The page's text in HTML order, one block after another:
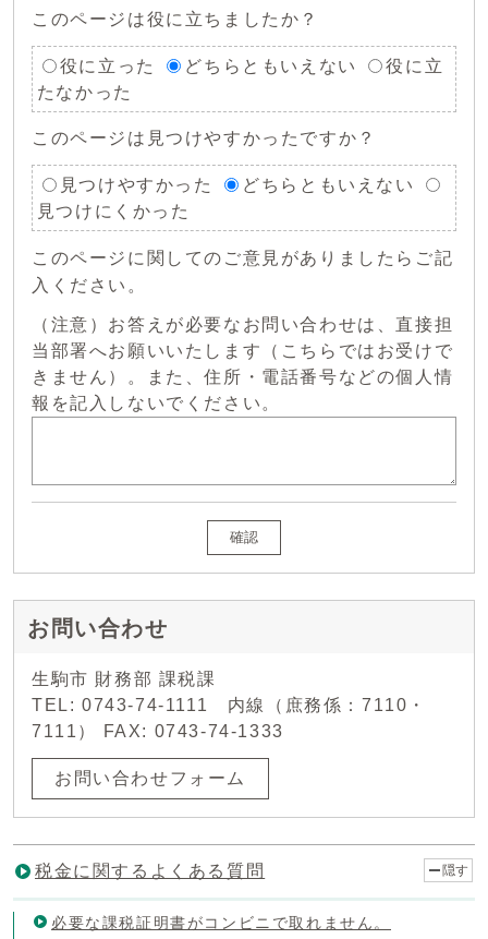
このページは役に立ちましたか？
役に立った どちらともいえない
役に立
たなかった
このページは見つけやすかったですか？
見つけやすかった
どちらともいえない
見つけにくかった
このページに関してのご意見がありましたらご記
入ください。
（注意）お答えが必要なお問い合わせは、直接担
当部署へお願いいたします（こちらではお受けで
きません）。また、住所・電話番号などの個人情
報を記入しないでください。
確認
お問い合わせ
生駒市 財務部 課税課
TEL: 0743-74-1111 内線（庶務係：7110・
7111） FAX: 0743-74-1333
お問い合わせフォーム
税金に関するよくある質問 隠す
必要な課税証明書がコンビニで取れません。